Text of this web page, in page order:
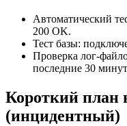
Автоматический
200 OK.
Тест базы:
Проверка лог-
последние 30
Короткий план
(инцидентный)